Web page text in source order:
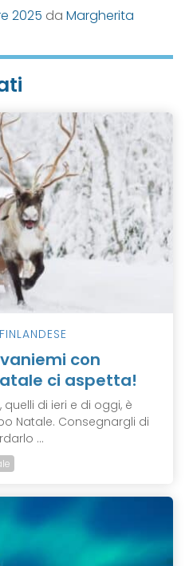
2025 da Margherita
con
ci aspetta!
di ieri e di oggi, è
Natale. Consegnargli di
...